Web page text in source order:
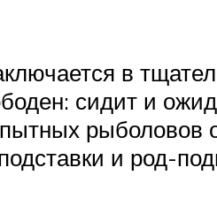
в
сидит и
рыболовов
и род-